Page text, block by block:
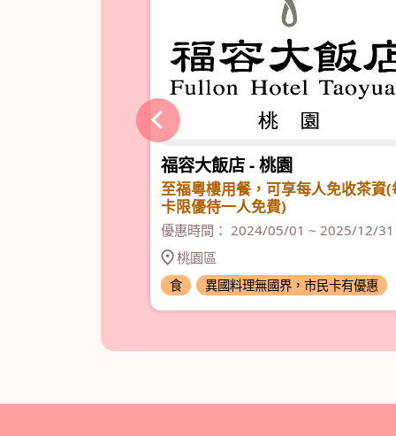
福容大飯店 - 桃園
至福粵樓用餐，可享每人免收茶資(
卡限優待一人免費)
優惠時間： 2024/05/01 ~ 2025/12/31
桃園區
食 異國料理無國界，市民卡有優惠